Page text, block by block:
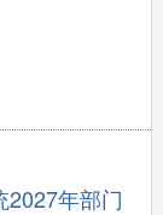
年部门